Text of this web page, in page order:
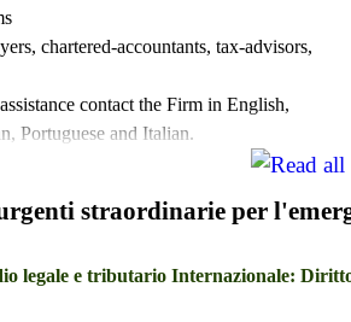
chartered-accountants, tax-advisors,
contact the Firm in English,
Portuguese and Italian.
straordinarie per
legale e tributario Internazionale: